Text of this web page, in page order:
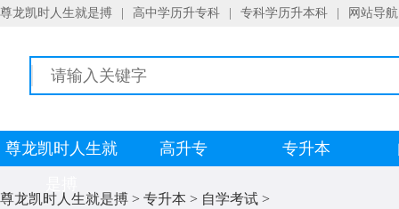
尊龙凯时人生就是搏 高中学历升专科 专科学历升本科 网站导航
尊龙凯时人生就
高升专 专升本
尊龙凯时人生就是搏 > 专升本 > 自学考试 >